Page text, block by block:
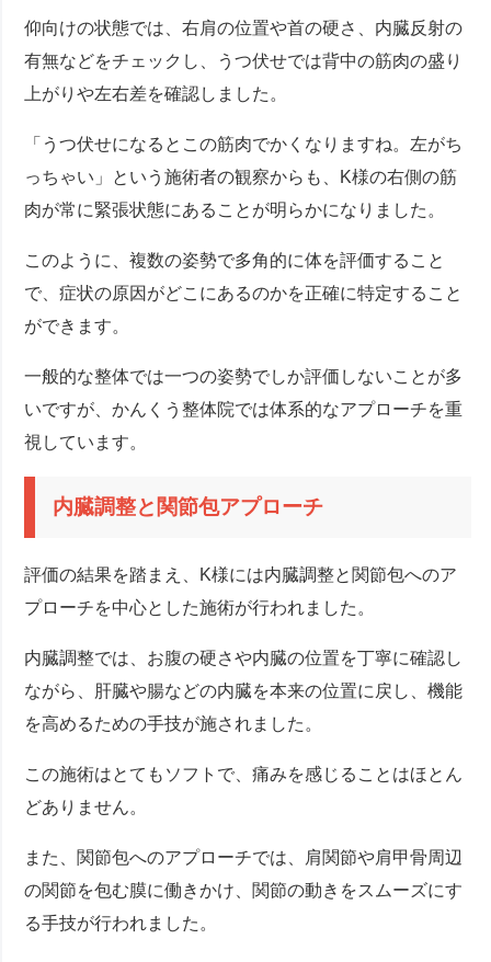
仰向けの状態では、右肩の位置や首の硬さ、内臓反射の
有無などをチェックし、うつ伏せでは背中の筋肉の盛り
上がりや左右差を確認しました。
「うつ伏せになるとこの筋肉でかくなりますね。左がち
っちゃい」という施術者の観察からも、K様の右側の筋
肉が常に緊張状態にあることが明らかになりました。
このように、複数の姿勢で多角的に体を評価すること
で、症状の原因がどこにあるのかを正確に特定すること
ができます。
一般的な整体では一つの姿勢でしか評価しないことが多
いですが、かんくう整体院では体系的なアプローチを重
視しています。
内臓調整と関節包アプローチ
評価の結果を踏まえ、K様には内臓調整と関節包へのア
プローチを中心とした施術が行われました。
内臓調整では、お腹の硬さや内臓の位置を丁寧に確認し
ながら、肝臓や腸などの内臓を本来の位置に戻し、機能
を高めるための手技が施されました。
この施術はとてもソフトで、痛みを感じることはほとん
どありません。
また、関節包へのアプローチでは、肩関節や肩甲骨周辺
の関節を包む膜に働きかけ、関節の動きをスムーズにす
る手技が行われました。